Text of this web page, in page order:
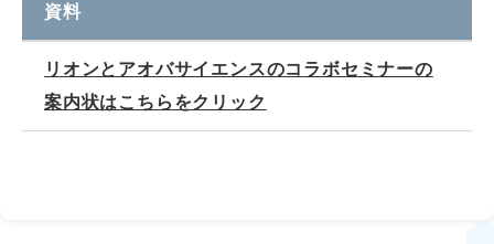
資料
リオンとアオバサイエンスのコラボセミナーの
案内状はこちらをクリック